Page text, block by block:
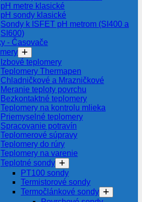
pH metre klasické
pH sondy klasické
Sondy k ISFET pH metrom (SI400 a
SI600)
- Časovače
Izbové teplomery
Teplomery Thermapen
Chladničkové a Mrazničkové
Meranie teploty povrchu
Bezkontaktné teplomery
Teplomery na kontrolu mlieka
Priemyselné teplomery
Spracovanie potravín
Teplomerové súpravy
Teplomery do rúry
Teplomery na varenie
Teplotné sondy
PT100 sondy
Termistorové sondy
Termočlánkové sondy